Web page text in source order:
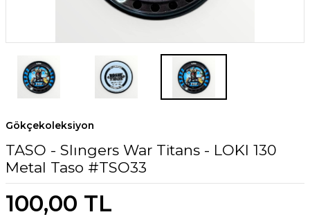
Gökçekoleksiyon
TASO - Slıngers War Titans - LOKI 130
Metal Taso #TSO33
100,00 TL